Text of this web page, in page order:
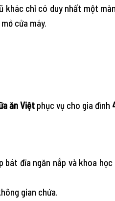
khác chỉ có duy nhất một
cửa máy.
ăn Việt phục vụ cho gia đình
bát đĩa ngăn nắp và khoa học
gian chứa.